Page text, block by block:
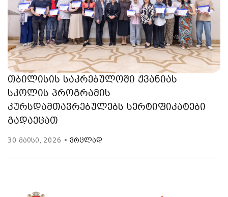
თბილისის საკრებულოში ჟვანიას
სკოლის პროგრამის
კურსდამთავრებულებს სერტიფიკატები
გადაეცათ
30 მაისი, 2026 • ვრცლად